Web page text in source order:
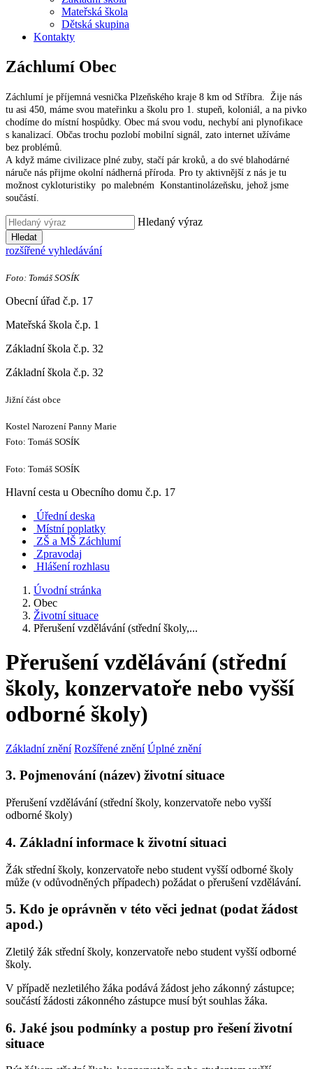
Mateřská škola
Dětská skupina
Kontakty
Záchlumí Obec
Záchlumí je příjemná vesnička Plzeňského kraje 8 km od Stříbra. Žije nás
tu asi 450, máme svou mateřinku a školu pro 1. stupeň, koloniál, a na pivko
chodíme do místní hospůdky. Obec má svou vodu, nechybí ani plynofikace
s kanalizací. Občas trochu pozlobí mobilní signál, zato internet užíváme
bez problémů.
A když máme civilizace plné zuby, stačí pár kroků, a do své blahodárné
náruče nás přijme okolní nádherná příroda. Pro ty aktivnější z nás je tu
možnost cykloturistiky po malebném Konstantinolázeňsku, jehož jsme
součástí.
Hledaný výraz
Hledat
rozšířené vyhledávání
Foto: Tomáš SOSÍK
Obecní úřad č.p. 17
Mateřská škola č.p. 1
Základní škola č.p. 32
Základní škola č.p. 32
Jižní část obce
Kostel Narození Panny Marie
Foto: Tomáš SOSÍK
Foto: Tomáš SOSÍK
Hlavní cesta u Obecního domu č.p. 17
Úřední deska
Místní poplatky
ZŠ a MŠ Záchlumí
Zpravodaj
Hlášení rozhlasu
Úvodní stránka
Obec
Životní situace
Přerušení vzdělávání (střední školy,...
Přerušení vzdělávání (střední
školy, konzervatoře nebo vyšší
odborné školy)
Základní znění Rozšířené znění Úplné znění
3. Pojmenování (název) životní situace
Přerušení vzdělávání (střední školy, konzervatoře nebo vyšší
odborné školy)
4. Základní informace k životní situaci
Žák střední školy, konzervatoře nebo student vyšší odborné školy
může (v odůvodněných případech) požádat o přerušení vzdělávání.
5. Kdo je oprávněn v této věci jednat (podat žádost
apod.)
Zletilý žák střední školy, konzervatoře nebo student vyšší odborné
školy.
V případě nezletilého žáka podává žádost jeho zákonný zástupce;
součástí žádosti zákonného zástupce musí být souhlas žáka.
6. Jaké jsou podmínky a postup pro řešení životní
situace